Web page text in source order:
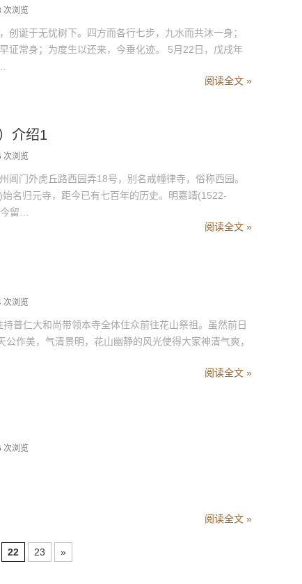
次浏览
诞于无忧树下。四方而各行七步，九水而共沐一身；
证常身；为度生以还来，今垂化迹。 5月22日，戊戌年
阅读全文 »
介绍1
次浏览
门外虎丘路西园弄18号，别名戒幢律寺，俗称西园。
名归元寺，距今已有七百年的历史。明嘉靖(1522-
留…
阅读全文 »
次浏览
普仁大和尚带领本寺全体住众前往花山祭祖。虽然前日
作美，气清景明，花山幽静的风光使得大家神清气爽，
阅读全文 »
次浏览
阅读全文 »
22 23 »